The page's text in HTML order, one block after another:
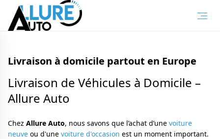
Livraison à domicile partout en Europe
Livraison de Véhicules à Domicile –
Allure Auto
Chez Allure Auto, nous savons que l’achat d’une voiture
neuve ou d'une voiture d'occasion est un moment important.